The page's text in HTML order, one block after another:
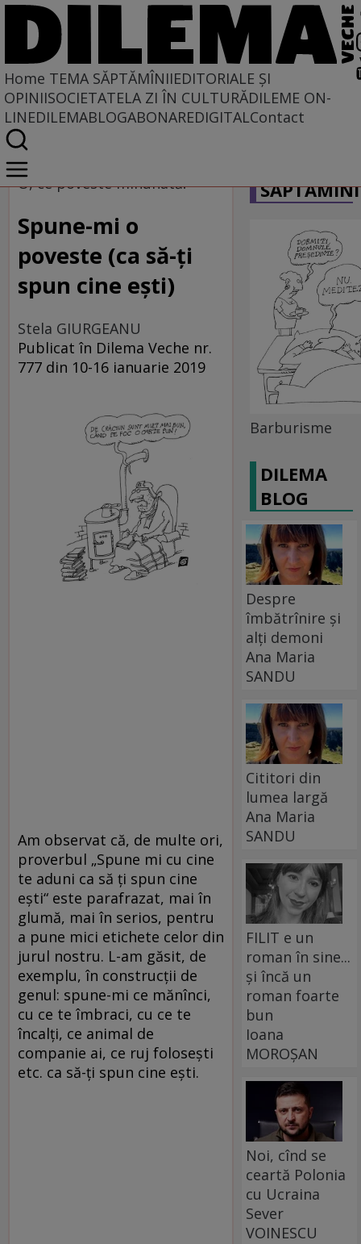
Home TEMA SĂPTĂMÎNIIEDITORIALE ȘI
OPINIISOCIETATELA ZI ÎN CULTURĂDILEME ON-
LINEDILEMABLOGABONAREDIGITALContact
Home
Tema săptămînii
O, ce poveste minunată!
Spune-mi o
poveste (ca să-ți
spun cine ești)
Stela GIURGEANU
Publicat în Dilema Veche nr.
777 din 10-16 ianuarie 2019
Am observat că, de multe ori,
proverbul „Spune mi cu cine
te aduni ca să ți spun cine
ești“ este parafrazat, mai în
glumă, mai în serios, pentru
a pune mici etichete celor din
jurul nostru. L-am găsit, de
exemplu, în construcții de
genul: spune-mi ce mănînci,
cu ce te îmbraci, cu ce te
încalți, ce animal de
companie ai, ce ruj folosești
etc. ca să-ți spun cine ești.
Barburisme
DILEMA
BLOG
Despre
îmbătrînire și
alți demoni
Ana Maria
SANDU
Cititori din
lumea largă
Ana Maria
SANDU
FILIT e un
roman în sine...
și încă un
roman foarte
bun
Ioana
MOROȘAN
Noi, cînd se
ceartă Polonia
cu Ucraina
Sever
VOINESCU